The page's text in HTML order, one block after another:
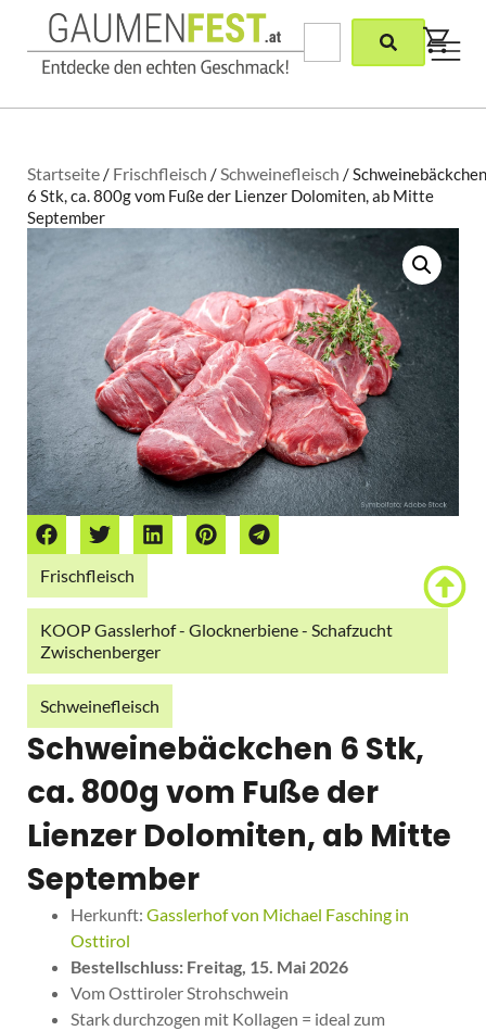
Startseite/ Frischfleisch /Schweinefleisch / Schweinebäckchen
6 Stk, ca. 800g vom Fuße der Lienzer Dolomiten, ab Mitte
September
Frischfleisch
KOOP Gasslerhof - Glocknerbiene - Schafzucht
Zwischenberger
Schweinefleisch
Schweinebäckchen 6 Stk,
ca. 800g vom Fuße der
Lienzer Dolomiten, ab Mitte
September
Herkunft: Gasslerhof von Michael Fasching in
Osttirol
Bestellschluss: Freitag, 15. Mai 2026
Vom Osttiroler Strohschwein
Stark durchzogen mit Kollagen = ideal zum